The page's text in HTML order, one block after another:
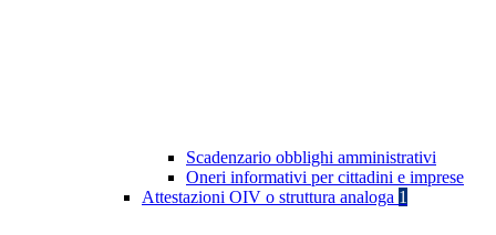
Scadenzario obblighi amministrativi
Oneri informativi per cittadini e imprese
Attestazioni OIV o struttura analoga 1